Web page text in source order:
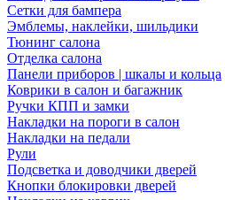
Сетки для бампера
Эмблемы, наклейки, шильдики
Тюнинг салона
Отделка салона
Панели приборов | шкалы и кольца
Коврики в салон и багажник
Ручки КПП и замки
Накладки на пороги в салон
Накладки на педали
Рули
Подсветка и доводчики дверей
Кнопки блокировки дверей